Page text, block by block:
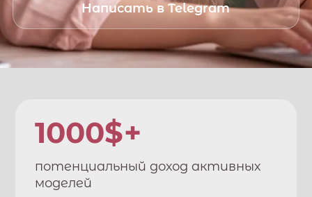
Написать в Telegram
1000$+
потенциальный доход активных
моделей